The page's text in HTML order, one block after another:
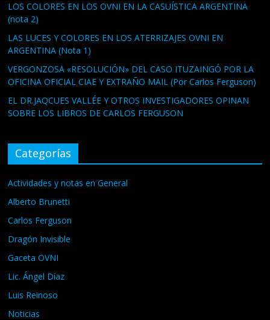
LOS COLORES EN LOS OVNI EN LA CASUÍSTICA ARGENTINA
(nota 2)
LAS LUCES Y COLORES EN LOS ATERRIZAJES OVNI EN
ARGENTINA (Nota 1)
VERGONZOSA «RESOLUCIÓN» DEL CASO ITUZAINGÓ POR LA
OFICINA OFICIAL CIAE Y EXTRAÑO MAIL (Por Carlos Ferguson)
EL DR.JAQCUES VALLÉE Y OTROS INVESTIGADORES OPINAN
SOBRE LOS LIBROS DE CARLOS FERGUSON
Categorías
Actividades y notas en General
Alberto Brunetti
Carlos Ferguson
Dragón Invisible
Gaceta OVNI
Lic. Ángel Díaz
Luis Reinoso
Noticias